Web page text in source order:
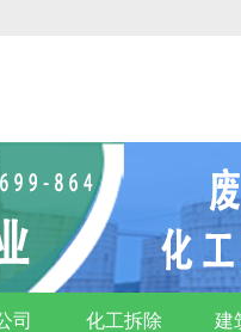
司 化工拆除 建